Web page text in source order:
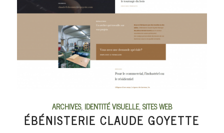
ARCHIVES, IDENTITÉ VISUELLE,SITES WEB
ÉBÉNISTERIE CLAUDE GOYETTE